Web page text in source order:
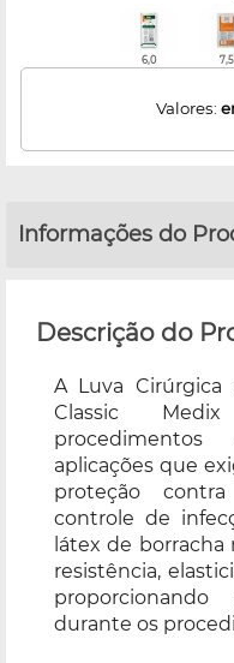
6,0 7,5
Valores:
Informações do
Descrição do
A Luva
Classic
aplicações que
proteção
controle de
látex de
resistência,
durante os